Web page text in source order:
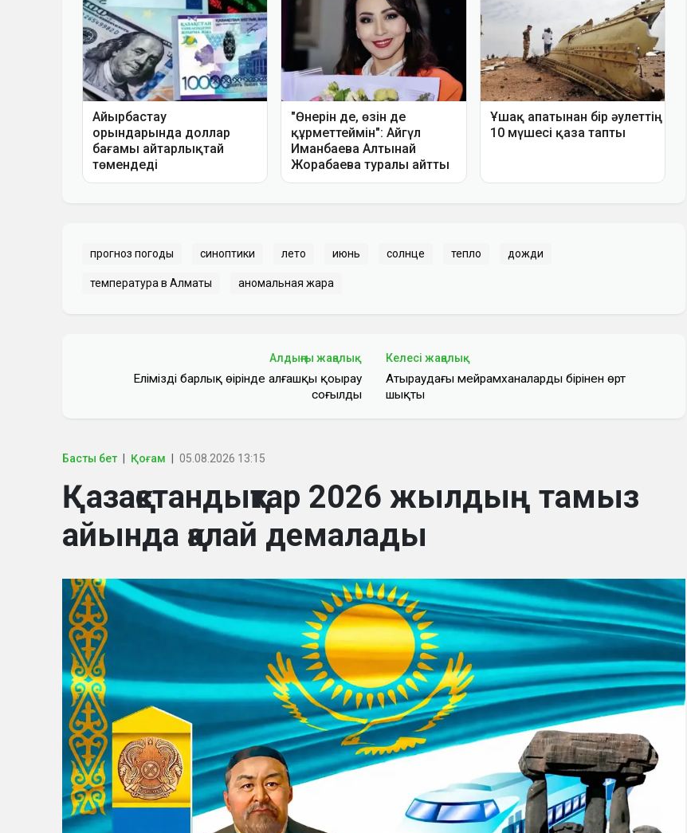
прогноз погоды синоптики лето июнь солнце тепло дожди
температура в Алматы аномальная жара
Алдыңғы жаңалық
Еліміздің барлық өңірінде алғашқы қоңырау
соғылды
Келесі жаңалық
Атыраудағы мейрамханалардың бірінен өрт
шықты
Басты бет Қоғам 05.08.2026 13:15
Қазақстандықтар 2026 жылдың тамыз
айында қалай демалады